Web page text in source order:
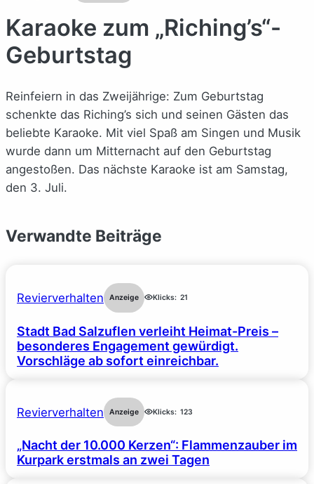
Karaoke zum „Riching’s“-
Geburtstag
Reinfeiern in das Zweijährige: Zum Geburtstag
schenkte das Riching’s sich und seinen Gästen das
beliebte Karaoke. Mit viel Spaß am Singen und Musik
wurde dann um Mitternacht auf den Geburtstag
angestoßen. Das nächste Karaoke ist am Samstag,
den 3. Juli.
Verwandte Beiträge
Revierverhalten Anzeige Klicks: 21
Stadt Bad Salzuflen verleiht Heimat-Preis –
besonderes Engagement gewürdigt.
Vorschläge ab sofort einreichbar.
Revierverhalten Anzeige Klicks: 123
„Nacht der 10.000 Kerzen“: Flammenzauber im
Kurpark erstmals an zwei Tagen